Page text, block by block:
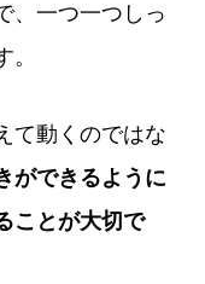
、一つ一つしっ
て動くのではな
ができるように
ことが大切で